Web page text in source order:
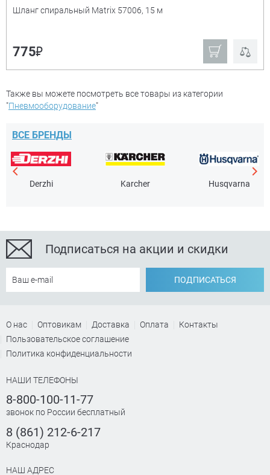
Шланг спиральный Matrix 57006, 15 м
775₽
Также вы можете посмотреть все товары из категории
"Пневмооборудование"
ВСЕ БРЕНДЫ
Derzhi Karcher Husqvarna
Подписаться на акции и скидки
ПОДПИСАТЬСЯ
О нас Оптовикам Доставка Оплата
Контакты
Пользовательское соглашение
Политика конфиденциальности
НАШИ ТЕЛЕФОНЫ
8-800-100-11-77
звонок по России бесплатный
8 (861) 212-6-217
Краснодар
НАШ АДРЕС